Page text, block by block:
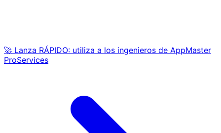
🚀 Lanza RÁPIDO: utiliza a los ingenieros de AppMaster
ProServices